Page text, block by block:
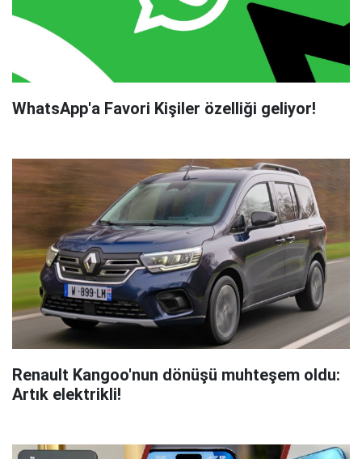
WhatsApp'a Favori Kişiler özelliği geliyor!
Renault Kangoo'nun dönüşü muhteşem oldu:
Artık elektrikli!